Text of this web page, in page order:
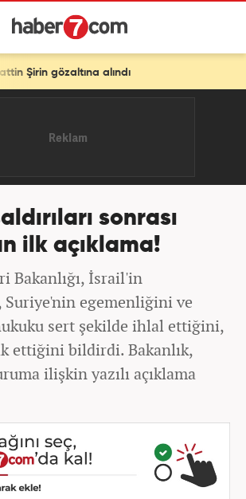
alındı
sonrası
ilk açıklama!
Bakanlığı, İsrail'in
Suriye'nin egemenliğini ve
sert şekilde ihlal ettiğini,
ettiğini bildirdi. Bakanlık,
ilişkin yazılı açıklama